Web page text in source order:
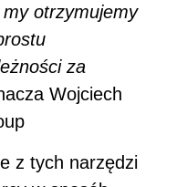
otrzymujemy
za
Wojciech
z tych narzędzi